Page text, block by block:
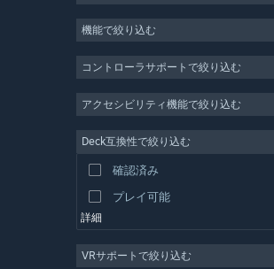
カジュアル
シミュレーション
動画制作
写真編集
機能で絞り込む
コントローラサポートで絞り込む
アクセシビリティ機能で絞り込む
Deck互換性で絞り込む
確認済み
プレイ可能
詳細
VRサポートで絞り込む